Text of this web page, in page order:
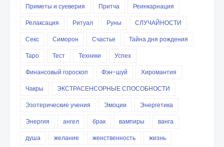
Приметы и суеверия
Притча
Реинкарнация
Релаксация
Ритуал Руны
СЛУЧАЙНОСТИ
Секс
Симорон Счастье
Тайна дня рождения
Таро
Тест Техники
Успех
Финансовый гороскоп
Фэн-шуй
Хиромантия
Чакры
ЭКСТРАСЕНСОРНЫЕ СПОСОБНОСТИ
Эзотерические учения
Эмоции
Энергетика
Энергия
ангел брак вампиры
ванга
душа
желание женственность
жизнь